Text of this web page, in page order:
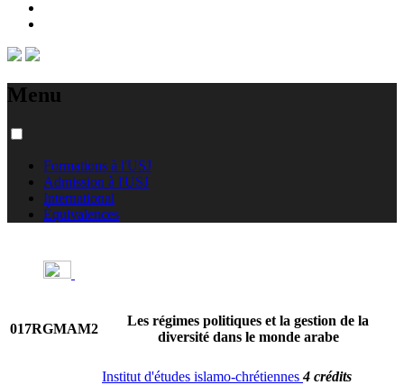
Menu
Formations à l'USJ
Admission à l'USJ
International
Équivalences
017RGMAM2
Les régimes politiques et la gestion de la
diversité dans le monde arabe
Institut d'études islamo-chrétiennes4 crédits